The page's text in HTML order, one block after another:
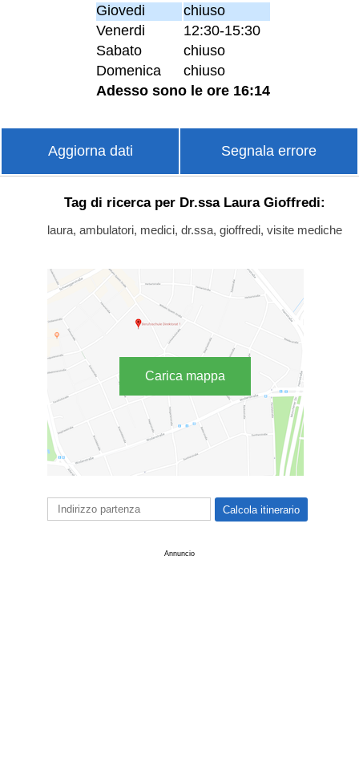
Giovedi
chiuso
Venerdi
12:30-15:30
Sabato
chiuso
Domenica
chiuso
Adesso sono le ore 16:14
Aggiorna dati Segnala errore
Tag di ricerca per Dr.ssa Laura Gioffredi:
laura, ambulatori, medici, dr.ssa, gioffredi, visite mediche
Carica mappa
Annuncio